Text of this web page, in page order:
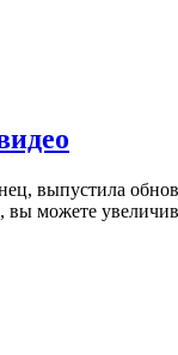
выпустила
можете